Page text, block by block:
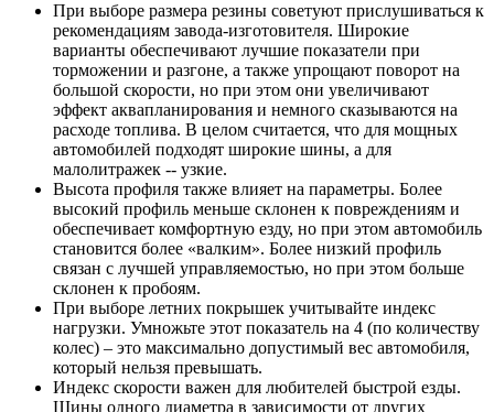
При выборе размера резины советуют прислушиваться к
рекомендациям завода-изготовителя. Широкие
варианты обеспечивают лучшие показатели при
торможении и разгоне, а также упрощают поворот на
большой скорости, но при этом они увеличивают
эффект аквапланирования и немного сказываются на
расходе топлива. В целом считается, что для мощных
автомобилей подходят широкие шины, а для
малолитражек -- узкие.
Высота профиля также влияет на параметры. Более
высокий профиль меньше склонен к повреждениям и
обеспечивает комфортную езду, но при этом автомобиль
становится более «валким». Более низкий профиль
связан с лучшей управляемостью, но при этом больше
склонен к пробоям.
При выборе летних покрышек учитывайте индекс
нагрузки. Умножьте этот показатель на 4 (по количеству
колес) – это максимально допустимый вес автомобиля,
который нельзя превышать.
Индекс скорости важен для любителей быстрой езды.
Шины одного диаметра в зависимости от других